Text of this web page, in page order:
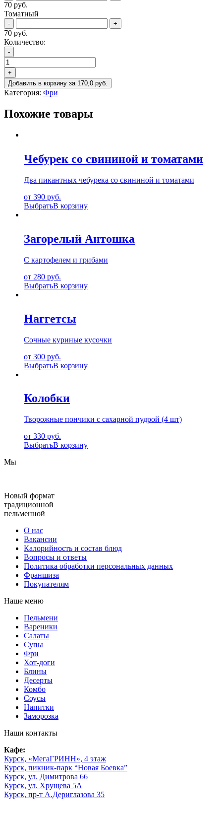
70 руб.
Томатный
- +
70 руб.
Количество:
Количество
товара
Картошка
-
+
Добавить в корзину за 170,0 руб.
Категория: Фри
Похожие товары
Чебурек со свининой и томатами
Два пикантных чебурека со свининой и томатами
от 390 руб.
ВыбратьВ корзину
Загорелый Антошка
С картофелем и грибами
от 280 руб.
ВыбратьВ корзину
Наггетсы
Сочные куриные кусочки
от 300 руб.
ВыбратьВ корзину
Колобки
Творожные пончики с сахарной пудрой (4 шт)
от 330 руб.
ВыбратьВ корзину
Мы
Новый формат
традиционной
пельменной
О нас
Вакансии
Калорийность и состав блюд
Вопросы и ответы
Политика обработки персональных данных
Франшиза
Покупателям
Наше меню
Пельмени
Вареники
Салаты
Супы
Фри
Хот-доги
Блины
Десерты
Комбо
Соусы
Напитки
Заморозка
Наши контакты
Кафе:
Курск, «МегаГРИНН», 4 этаж
Курск, пикник-парк “Новая Боевка”
Курск, ул. Димитрова 66
Курск, ул. Хрущева 5А
Курск, пр-т А.Дериглазова 35